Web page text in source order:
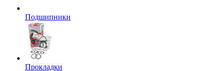
Подшипники
Прокладки